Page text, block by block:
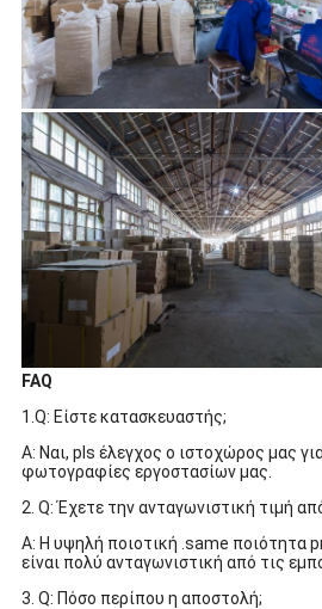
FAQ
1.Q: Είστε κατασκευαστής;
Α: Ναι, pls έλεγχος ο ιστοχώρος μας
φωτογραφίες εργοστασίων μας.
2. Q: Έχετε την ανταγωνιστική τιμή
Α: Η υψηλή ποιοτική .same ποιότητα
είναι πολύ ανταγωνιστική από τις
3. Q: Πόσο περίπου η αποστολή;